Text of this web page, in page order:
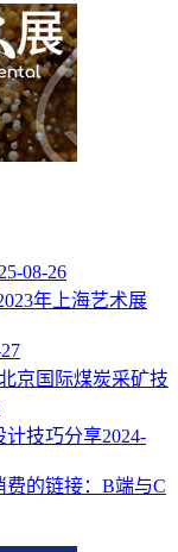
08-26
年上海艺术展
京国际煤炭采矿技
计技巧分享2024-
费的链接：B端与C